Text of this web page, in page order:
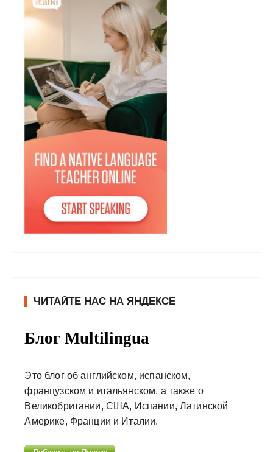
ЧИТАЙТЕ НАС НА ЯНДЕКСЕ
Блог Multilingua
Это блог об английском, испанском,
французском и итальянском, а также о
Великобритании, США, Испании, Латинской
Америке, Франции и Италии.